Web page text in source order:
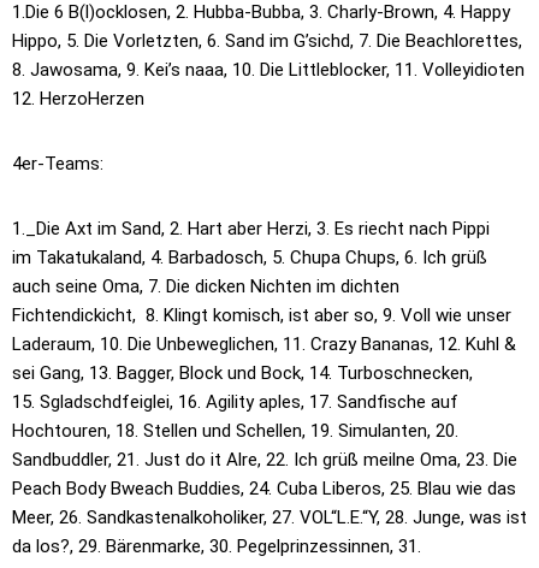
1.Die 6 B(l)ocklosen, 2. Hubba-Bubba, 3. Charly-Brown, 4. Happy
Hippo, 5. Die Vorletzten, 6. Sand im G’sichd, 7. Die Beachlorettes,
8. Jawosama, 9. Kei’s naaa, 10. Die Littleblocker, 11. Volleyidioten
12. HerzoHerzen
4er-Teams:
1._Die Axt im Sand, 2. Hart aber Herzi, 3. Es riecht nach Pippi
im Takatukaland, 4. Barbadosch, 5. Chupa Chups, 6. Ich grüß
auch seine Oma, 7. Die dicken Nichten im dichten
Fichtendickicht, 8. Klingt komisch, ist aber so, 9. Voll wie unser
Laderaum, 10. Die Unbeweglichen, 11. Crazy Bananas, 12. Kuhl &
sei Gang, 13. Bagger, Block und Bock, 14. Turboschnecken,
15. Sgladschdfeiglei, 16. Agility aples, 17. Sandfische auf
Hochtouren, 18. Stellen und Schellen, 19. Simulanten, 20.
Sandbuddler, 21. Just do it Alre, 22. Ich grüß meilne Oma, 23. Die
Peach Body Bweach Buddies, 24. Cuba Liberos, 25. Blau wie das
Meer, 26. Sandkastenalkoholiker, 27. VOL“L.E.“Y, 28. Junge, was ist
da los?, 29. Bärenmarke, 30. Pegelprinzessinnen, 31.